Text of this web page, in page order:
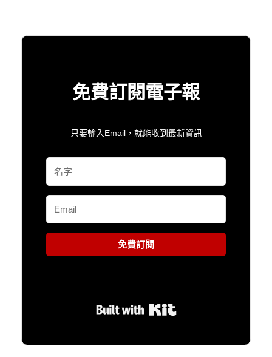
免費訂閱電子報
只要輸入Email，就能收到最新資訊
免費訂閱